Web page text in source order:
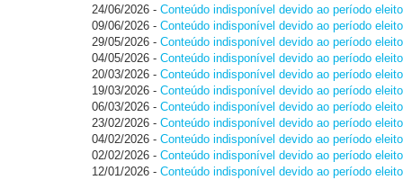
24/06/2026 - Conteúdo indisponível devido ao período
09/06/2026 - Conteúdo indisponível devido ao período
29/05/2026 - Conteúdo indisponível devido ao período
04/05/2026 - Conteúdo indisponível devido ao período
20/03/2026 - Conteúdo indisponível devido ao período
19/03/2026 - Conteúdo indisponível devido ao período
06/03/2026 - Conteúdo indisponível devido ao período
23/02/2026 - Conteúdo indisponível devido ao período
04/02/2026 - Conteúdo indisponível devido ao período
02/02/2026 - Conteúdo indisponível devido ao período
12/01/2026 - Conteúdo indisponível devido ao período